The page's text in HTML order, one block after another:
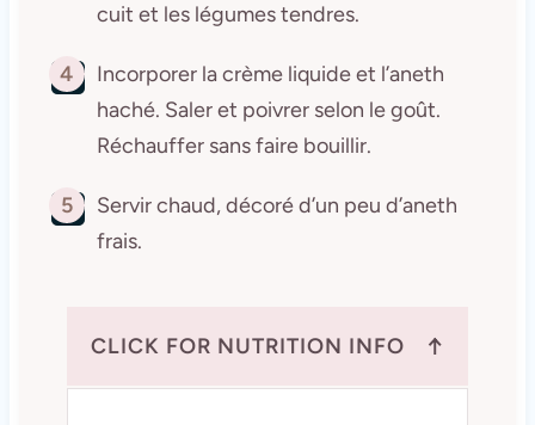
cuit et les légumes tendres.
4
Incorporer la crème liquide et l’aneth
haché. Saler et poivrer selon le goût.
Réchauffer sans faire bouillir.
5
Servir chaud, décoré d’un peu d’aneth
frais.
CLICK FOR NUTRITION INFO ↑